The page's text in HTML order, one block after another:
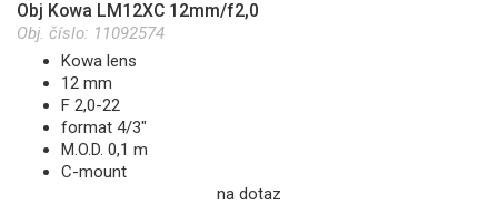
Obj Kowa LM12XC 12mm/f2,0
Obj. číslo: 11092574
Kowa lens
12 mm
F 2,0-22
format 4/3"
M.O.D. 0,1 m
C-mount
na dotaz